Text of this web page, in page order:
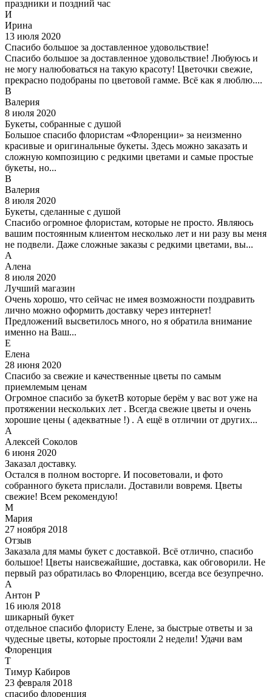
праздники и поздний час
И
Ирина
13 июля 2020
Спасибо большое за доставленное удовольствие!
Спасибо большое за доставленное удовольствие! Любуюсь и
не могу налюбоваться на такую красоту! Цветочки свежие,
прекрасно подобраны по цветовой гамме. Всё как я люблю....
В
Валерия
8 июля 2020
Букеты, собранные с душой
Большое спасибо флористам «Флоренции» за неизменно
красивые и оригинальные букеты. Здесь можно заказать и
сложную композицию с редкими цветами и самые простые
букеты, но...
В
Валерия
8 июля 2020
Букеты, сделанные с душой
Спасибо огромное флористам, которые не просто. Являюсь
вашим постоянным клиентом несколько лет и ни разу вы меня
не подвели. Даже сложные заказы с редкими цветами, вы...
А
Алена
8 июля 2020
Лучший магазин
Очень хорошо, что сейчас не имея возможности поздравить
лично можно оформить доставку через интернет!
Предложений высветилось много, но я обратила внимание
именно на Ваш...
Е
Елена
28 июня 2020
Спасибо за свежие и качественные цветы по самым
приемлемым ценам
Огромное спасибо за букетВ которые берём у вас вот уже на
протяжении нескольких лет . Всегда свежие цветы и очень
хорошие цены ( адекватные !) . А ещё в отличии от других...
А
Алексей Соколов
6 июня 2020
Заказал доставку.
Остался в полном восторге. И посоветовали, и фото
собранного букета прислали. Доставили вовремя. Цветы
свежие! Всем рекомендую!
М
Мария
27 ноября 2018
Отзыв
Заказала для мамы букет с доставкой. Всё отлично, спасибо
большое! Цветы наисвежайшие, доставка, как обговорили. Не
первый раз обратилась во Флоренцию, всегда все безупречно.
А
Антон Р
16 июля 2018
шикарный букет
отдельное спасибо флористу Елене, за быстрые ответы и за
чудесные цветы, которые простояли 2 недели! Удачи вам
Флоренция
Т
Тимур Кабиров
23 февраля 2018
спасибо флоренция